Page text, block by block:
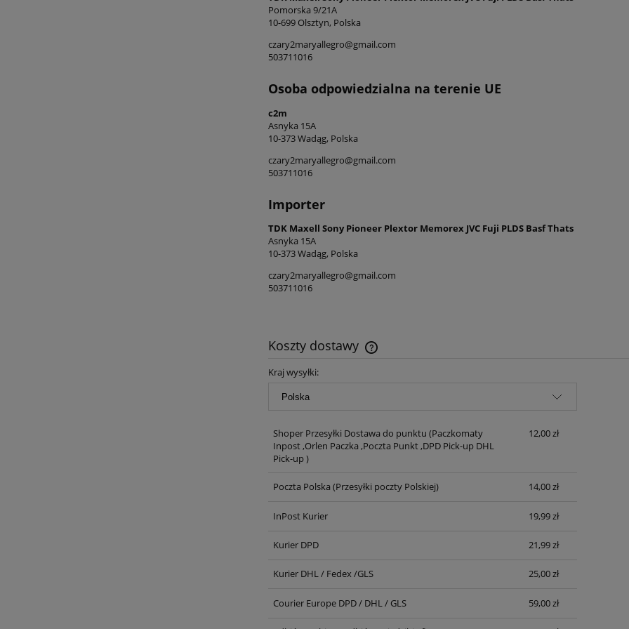
Pomorska 9/21A
10-699 Olsztyn, Polska
czary2maryallegro@gmail.com
503711016
Osoba odpowiedzialna na terenie UE
c2m
Asnyka 15A
10-373 Wadąg, Polska
czary2maryallegro@gmail.com
503711016
Importer
TDK Maxell Sony Pioneer Plextor Memorex JVC Fuji PLDS Basf Thats
Asnyka 15A
10-373 Wadąg, Polska
czary2maryallegro@gmail.com
503711016
Koszty dostawy
Kraj wysyłki:
Shoper Przesyłki Dostawa do punktu (Paczkomaty
Inpost ,Orlen Paczka ,Poczta Punkt ,DPD Pick-up DHL
Pick-up )
12,00 zł
Poczta Polska (Przesyłki poczty Polskiej) 14,00 zł
InPost Kurier 19,99 zł
Kurier DPD 21,99 zł
Kurier DHL / Fedex /GLS 25,00 zł
Courier Europe DPD / DHL / GLS 59,00 zł